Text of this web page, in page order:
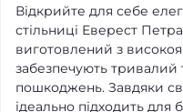
Відкрийте для себе
стільниці Еверест
виготовлений з
забезпечують тривалий
пошкоджень. Завдяки
ідеально підходить для